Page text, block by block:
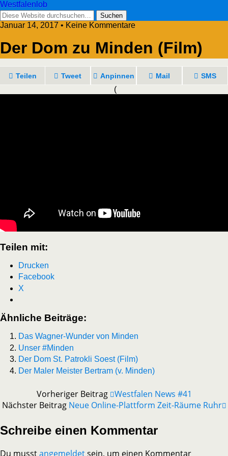
Westfalenlob
Januar 14, 2017 • Keine Kommentare
Der Dom zu Minden (Film)
Teilen Tweet Anpinnen Mail SMS
(
Teilen mit:
Drucken
Facebook
X
Ähnliche Beiträge:
Das Wagner-Wunder von Minden
Unser #Minden
Der Dom St. Patrokli Soest (Film)
Der Maler Meister Bertram (v. Minden)
Vorheriger Beitrag Westfalen News #41
Nächster Beitrag Neue Online-Plattform Zeit-Räume Ruhr
Schreibe einen Kommentar
Du musstangemeldetsein, um einen Kommentar